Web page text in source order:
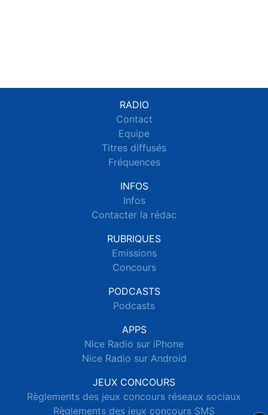
RADIO
Contact
Equipe
Titres diffusés
Fréquences
INFOS
Infos
Contacter la rédac
RUBRIQUES
Emissions
Concours
PODCASTS
Podcasts
APPS
Nice Radio sur iPhone
Nice Radio sur Android
JEUX CONCOURS
Règlements des jeux concours réseaux sociaux
Règlements des jeux concours SMS